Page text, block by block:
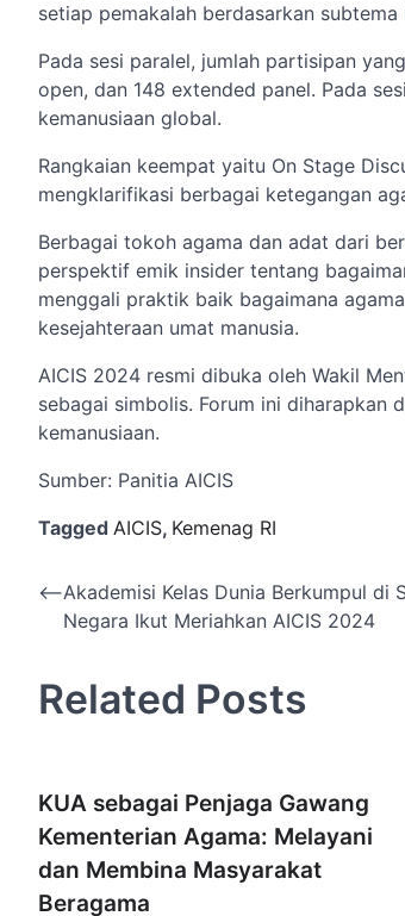
setiap pemakalah berdasarkan
Pada sesi paralel, jumlah partisipan
open, dan 148 extended panel. Pada
kemanusiaan global.
Rangkaian keempat yaitu On Stage
mengklarifikasi berbagai ketegangan
Berbagai tokoh agama dan adat dari
perspektif emik insider tentang
menggali praktik baik bagaimana
kesejahteraan umat manusia.
AICIS 2024 resmi dibuka oleh Wakil
sebagai simbolis. Forum ini diharapkan
kemanusiaan.
Sumber: Panitia AICIS
Tagged AICIS, Kemenag RI
Navigasi
pos
⟵Akademisi Kelas Dunia Berkumpul di
Negara Ikut Meriahkan AICIS 2024
Related Posts
KUA sebagai Penjaga Gawang
Kementerian Agama: Melayani
dan Membina Masyarakat
Beragama